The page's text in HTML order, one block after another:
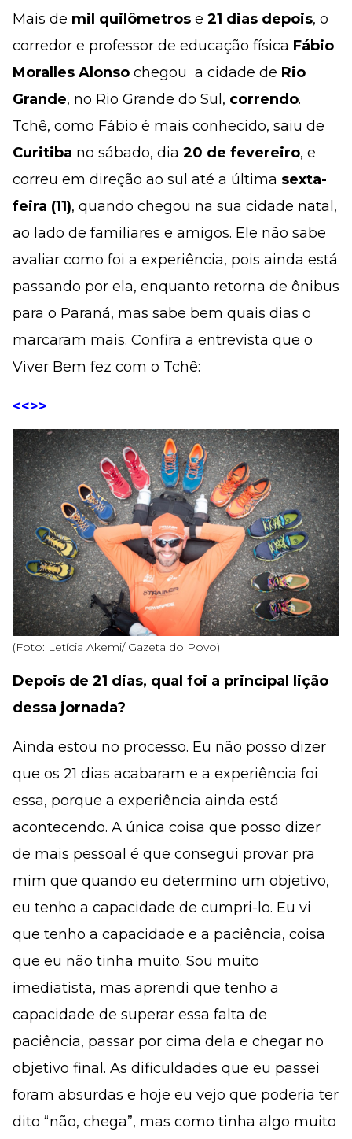
Mais de mil quilômetros e 21 dias depois, o
corredor e professor de educação física Fábio
Moralles Alonso chegou a cidade de Rio
Grande, no Rio Grande do Sul, correndo.
Tchê, como Fábio é mais conhecido, saiu de
Curitiba no sábado, dia 20 de fevereiro, e
correu em direção ao sul até a última sexta-
feira (11), quando chegou na sua cidade natal,
ao lado de familiares e amigos. Ele não sabe
avaliar como foi a experiência, pois ainda está
passando por ela, enquanto retorna de ônibus
para o Paraná, mas sabe bem quais dias o
marcaram mais. Confira a entrevista que o
Viver Bem fez com o Tchê:
<<>>
(Foto: Letícia Akemi/ Gazeta do Povo)
Depois de 21 dias, qual foi a principal lição
dessa jornada?
Ainda estou no processo. Eu não posso dizer
que os 21 dias acabaram e a experiência foi
essa, porque a experiência ainda está
acontecendo. A única coisa que posso dizer
de mais pessoal é que consegui provar pra
mim que quando eu determino um objetivo,
eu tenho a capacidade de cumpri-lo. Eu vi
que tenho a capacidade e a paciência, coisa
que eu não tinha muito. Sou muito
imediatista, mas aprendi que tenho a
capacidade de superar essa falta de
paciência, passar por cima dela e chegar no
objetivo final. As dificuldades que eu passei
foram absurdas e hoje eu vejo que poderia ter
dito “não, chega”, mas como tinha algo muito